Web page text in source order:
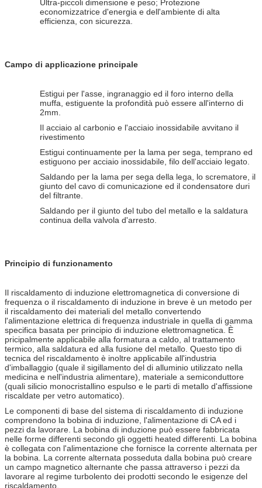
Ultra-piccoli dimensione e peso; Protezione
economizzatrice d'energia e dell'ambiente di alta
efficienza, con sicurezza.
Campo di applicazione principale
Estigui per l'asse, ingranaggio ed il foro interno della
muffa, estiguente la profondità può essere all'interno di
2mm.
Il acciaio al carbonio e l'acciaio inossidabile avvitano il
rivestimento
Estigui continuamente per la lama per sega, temprano ed
estiguono per acciaio inossidabile, filo dell'acciaio legato.
Saldando per la lama per sega della lega, lo scrematore, il
giunto del cavo di comunicazione ed il condensatore duri
del filtrante.
Saldando per il giunto del tubo del metallo e la saldatura
continua della valvola d'arresto.
Principio di funzionamento
Il riscaldamento di induzione elettromagnetica di conversione di
frequenza o il riscaldamento di induzione in breve è un metodo per
il riscaldamento dei materiali del metallo convertendo
l'alimentazione elettrica di frequenza industriale in quella di gamma
specifica basata per principio di induzione elettromagnetica. È
pricipalmente applicabile alla formatura a caldo, al trattamento
termico, alla saldatura ed alla fusione del metallo. Questo tipo di
tecnica del riscaldamento è inoltre applicabile all'industria
d'imballaggio (quale il sigillamento del di alluminio utilizzato nella
medicina e nell'industria alimentare), materiale a semiconduttore
(quali silicio monocristallino espulso e le parti di metallo d'affissione
riscaldate per vetro automatico).
Le componenti di base del sistema di riscaldamento di induzione
comprendono la bobina di induzione, l'alimentazione di CA ed i
pezzi da lavorare. La bobina di induzione può essere fabbricata
nelle forme differenti secondo gli oggetti heated differenti. La bobina
è collegata con l'alimentazione che fornisce la corrente alternata per
la bobina. La corrente alternata posseduta dalla bobina può creare
un campo magnetico alternante che passa attraverso i pezzi da
lavorare al regime turbolento dei prodotti secondo le esigenze del
riscaldamento.